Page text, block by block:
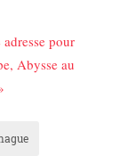
pour
Abysse au